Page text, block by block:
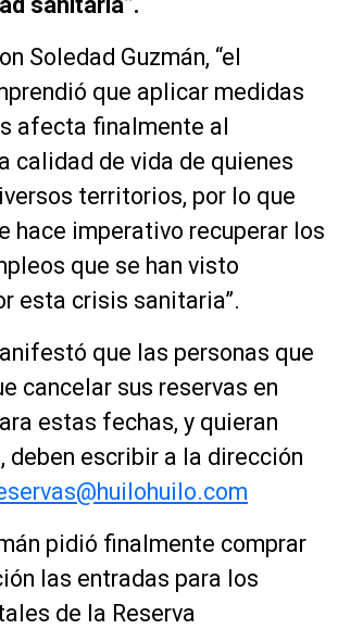
Soledad Guzmán, “el
que aplicar medidas
afecta finalmente al
calidad de vida de quienes
territorios, por lo que
hace imperativo recuperar los
que se han visto
esta crisis sanitaria”.
que las personas que
cancelar sus reservas en
estas fechas, y quieran
deben escribir a la dirección
pidió finalmente comprar
las entradas para los
de la Reserva